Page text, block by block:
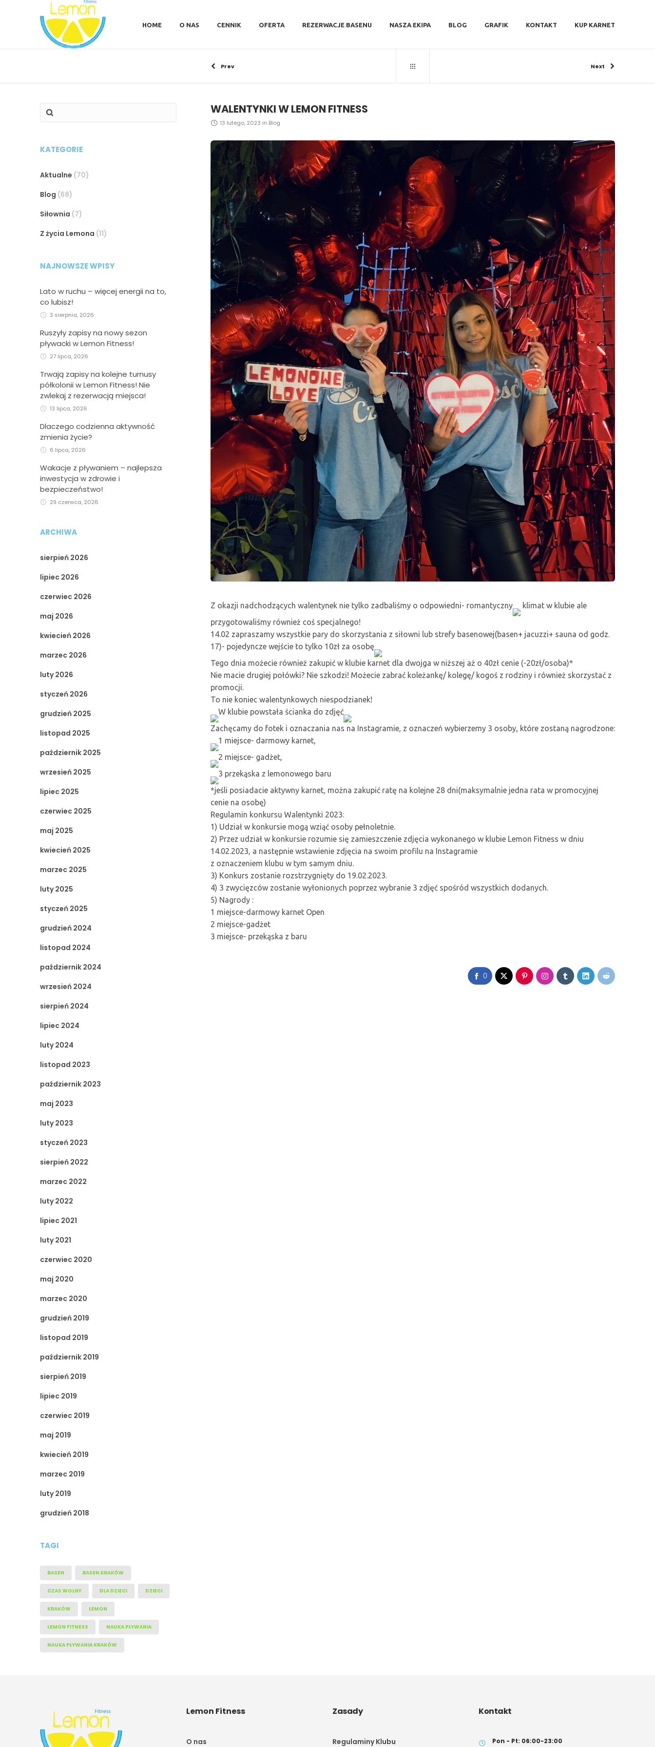
HOME O NAS CENNIK OFERTA REZERWACJE BASENU NASZA EKIPA BLOG GRAFIK KONTAKT KUP KARNET
Prev Next
WALENTYNKI W LEMON FITNESS
13 lutego, 2023 in Blog
Z okazji nadchodzących walentynek nie tylko zadbaliśmy o odpowiedni- romantyczny
klimat w klubie ale
przygotowaliśmy również coś specjalnego!
14.02 zapraszamy wszystkie pary do skorzystania z siłowni lub strefy basenowej(basen+ jacuzzi+ sauna od godz.
17)- pojedyncze wejście to tylko 10zł za osobę
Tego dnia możecie również zakupić w klubie karnet dla dwojga w niższej aż o 40zł cenie (-20zł/osoba)*
Nie macie drugiej połówki? Nie szkodzi! Możecie zabrać koleżankę/ kolegę/ kogoś z rodziny i również skorzystać z
promocji.
To nie koniec walentynkowych niespodzianek!
W klubie powstała ścianka do zdjęć
Zachęcamy do fotek i oznaczania nas na Instagramie, z oznaczeń wybierzemy 3 osoby, które zostaną nagrodzone:
1 miejsce- darmowy karnet,
2 miejsce- gadżet,
3 przekąska z lemonowego baru
*jeśli posiadacie aktywny karnet, można zakupić ratę na kolejne 28 dni(maksymalnie jedna rata w promocyjnej
cenie na osobę)
Regulamin konkursu Walentynki 2023:
1) Udział w konkursie mogą wziąć osoby pełnoletnie.
2) Przez udział w konkursie rozumie się zamieszczenie zdjęcia wykonanego w klubie Lemon Fitness w dniu
14.02.2023, a następnie wstawienie zdjęcia na swoim profilu na Instagramie
z oznaczeniem klubu w tym samym dniu.
3) Konkurs zostanie rozstrzygnięty do 19.02.2023.
4) 3 zwycięzców zostanie wyłonionych poprzez wybranie 3 zdjęć spośród wszystkich dodanych.
5) Nagrody :
1 miejsce-darmowy karnet Open
2 miejsce-gadżet
3 miejsce- przekąska z baru
0
KATEGORIE
Aktualne (70)
Blog (68)
Siłownia (7)
Z życia Lemona (11)
NAJNOWSZE WPISY
Lato w ruchu – więcej energii na to,
co lubisz!
3 sierpnia, 2026
Ruszyły zapisy na nowy sezon
pływacki w Lemon Fitness!
27 lipca, 2026
Trwają zapisy na kolejne turnusy
półkolonii w Lemon Fitness! Nie
zwlekaj z rezerwacją miejsca!
13 lipca, 2026
Dlaczego codzienna aktywność
zmienia życie?
6 lipca, 2026
Wakacje z pływaniem – najlepsza
inwestycja w zdrowie i
bezpieczeństwo!
29 czerwca, 2026
ARCHIWA
sierpień 2026
lipiec 2026
czerwiec 2026
maj 2026
kwiecień 2026
marzec 2026
luty 2026
styczeń 2026
grudzień 2025
listopad 2025
październik 2025
wrzesień 2025
lipiec 2025
czerwiec 2025
maj 2025
kwiecień 2025
marzec 2025
luty 2025
styczeń 2025
grudzień 2024
listopad 2024
październik 2024
wrzesień 2024
sierpień 2024
lipiec 2024
luty 2024
listopad 2023
październik 2023
maj 2023
luty 2023
styczeń 2023
sierpień 2022
marzec 2022
luty 2022
lipiec 2021
luty 2021
czerwiec 2020
maj 2020
marzec 2020
grudzień 2019
listopad 2019
październik 2019
sierpień 2019
lipiec 2019
czerwiec 2019
maj 2019
kwiecień 2019
marzec 2019
luty 2019
grudzień 2018
TAGI
BASEN BASEN KRAKÓW
CZAS WOLNY DLA DZIECI DZIECI
KRAKÓW LEMON
LEMON FITNESS NAUKA PŁYWANIA
NAUKA PŁYWANIA KRAKÓW
Lemon Fitness
O nas
Zasady
Regulaminy Klubu
Kontakt
Pon - Pt: 06:00-23:00